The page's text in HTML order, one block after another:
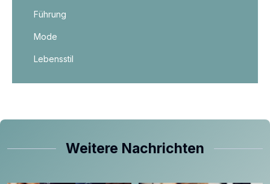
Führung
Mode
Lebensstil
Weitere Nachrichten